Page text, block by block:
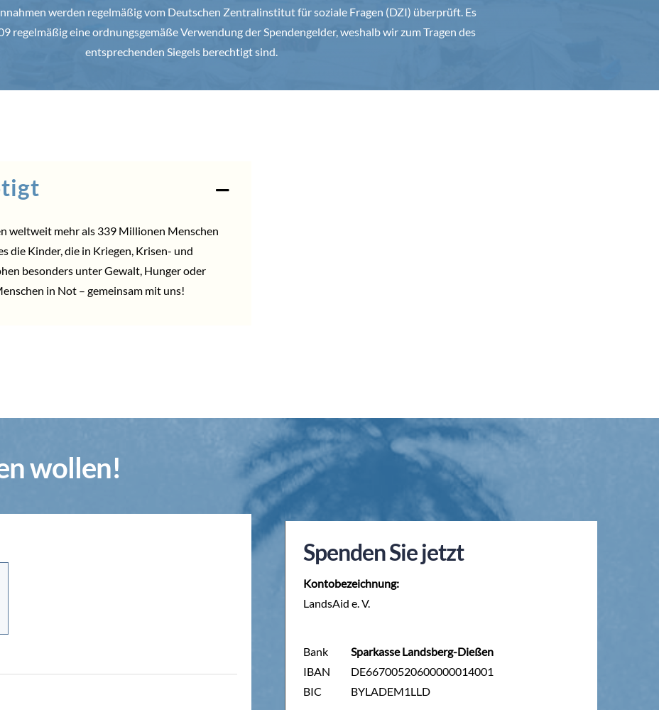
werden regelmäßig vom Deutschen Zentralinstitut für soziale Fragen (DZI) überprüft. Es
regelmäßig eine ordnungsgemäße Verwendung der Spendengelder, weshalb wir zum Tragen des
entsprechenden Siegels berechtigt sind.
weltweit mehr als 339 Millionen Menschen
die Kinder, die in Kriegen, Krisen- und
besonders unter Gewalt, Hunger oder
in Not – gemeinsam mit uns!
wollen!
Spenden Sie jetzt
Kontobezeichnung:
LandsAid e. V.
Bank
IBAN
BIC
Sparkasse Landsberg-Dießen
DE66700520600000014001
BYLADEM1LLD